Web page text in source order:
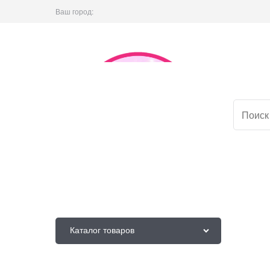
Ваш город:
Каталог товаров